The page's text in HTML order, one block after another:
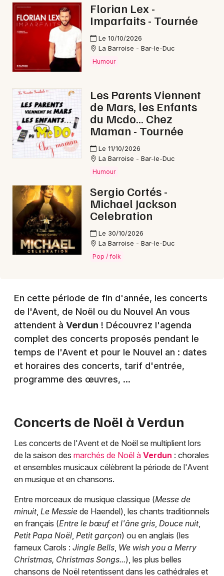
Actus à Verdun
Magazine à Verdun
Choisir mes départements
Mon email
Je m'abonne
Florian Lex -
Imparfaits - Tournée
Le 10/10/2026
La Barroise - Bar-le-Duc
Humour
Les Parents Viennent
de Mars, les Enfants
du Mcdo... Chez
Maman - Tournée
Le 11/10/2026
La Barroise - Bar-le-Duc
Humour
Sergio Cortés -
Michael Jackson
Celebration
Le 30/10/2026
La Barroise - Bar-le-Duc
Pop / folk
En cette période de fin d'année, les concerts
de l'Avent, de Noël ou du Nouvel An vous
attendent à Verdun ! Découvrez l'agenda
complet des concerts proposés pendant le
temps de l'Avent et pour le Nouvel an : dates
et horaires des concerts, tarif d'entrée,
programme des œuvres, ...
Concerts de Noël à Verdun
Les concerts de l'Avent et de Noël se multiplient lors
de la saison des marchés de Noël à Verdun : chorales
et ensembles musicaux célèbrent la période de l'Avent
en musique et en chansons.
Entre morceaux de musique classique (Messe de
minuit, Le Messie de Haendel), les chants traditionnels
en français (Entre le bœuf et l'âne gris, Douce nuit,
Petit Papa Noël, Petit garçon) ou en anglais (les
fameux Carols : Jingle Bells, We wish you a Merry
Christmas, Christmas Songs...), les plus belles
chansons de Noël retentissent dans les cathédrales et